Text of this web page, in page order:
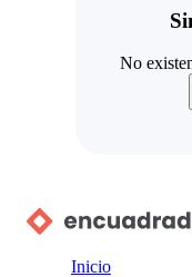
No
Inicio